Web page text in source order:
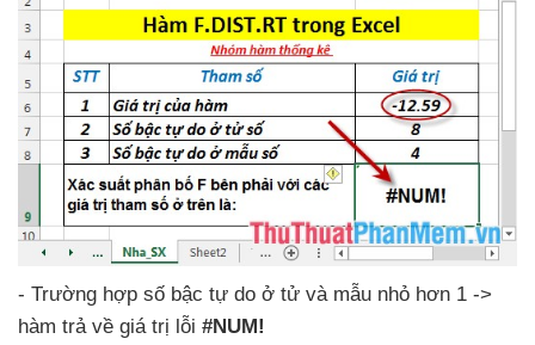
- Trường hợp số bậc tự do ở tử và mẫu nhỏ hơn 1 ->
hàm trả về giá trị lỗi #NUM!